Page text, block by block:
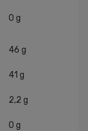
0 g
46 g
41 g
2,2 g
0 g